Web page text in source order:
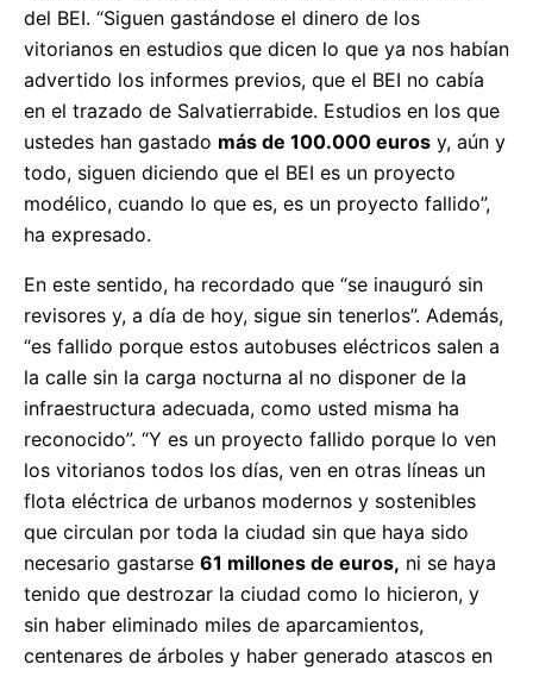
del BEI. “Siguen gastándose el dinero de los
vitorianos en estudios que dicen lo que ya nos habían
advertido los informes previos, que el BEI no cabía
en el trazado de Salvatierrabide. Estudios en los que
ustedes han gastado más de 100.000 euros y, aún y
todo, siguen diciendo que el BEI es un proyecto
modélico, cuando lo que es, es un proyecto fallido”,
ha expresado.
En este sentido, ha recordado que “se inauguró sin
revisores y, a día de hoy, sigue sin tenerlos”. Además,
“es fallido porque estos autobuses eléctricos salen a
la calle sin la carga nocturna al no disponer de la
infraestructura adecuada, como usted misma ha
reconocido”. “Y es un proyecto fallido porque lo ven
los vitorianos todos los días, ven en otras líneas un
flota eléctrica de urbanos modernos y sostenibles
que circulan por toda la ciudad sin que haya sido
necesario gastarse 61 millones de euros, ni se haya
tenido que destrozar la ciudad como lo hicieron, y
sin haber eliminado miles de aparcamientos,
centenares de árboles y haber generado atascos en